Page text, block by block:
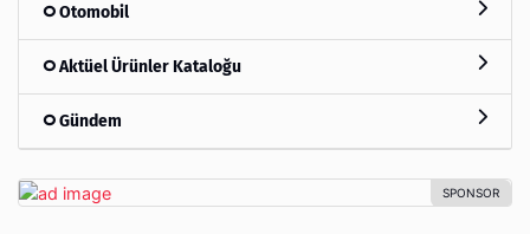
Otomobil
Aktüel Ürünler Kataloğu
Gündem